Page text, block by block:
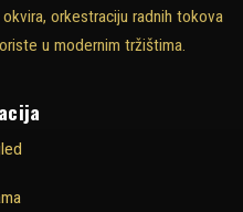
orkestraciju radnih tokova
u modernim tržištima.